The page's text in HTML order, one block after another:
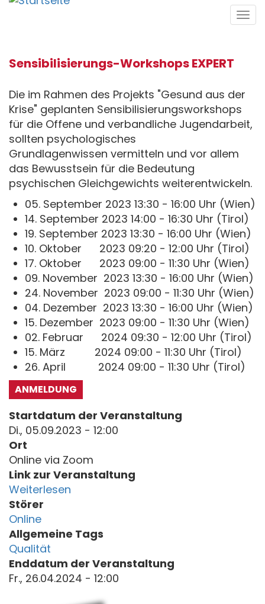
Direkt
Sensibilisierungs-Workshops EXPERT
Die im Rahmen des Projekts "Gesund aus der
Krise" geplanten Sensibilisierungsworkshops
für die Offene und verbandliche Jugendarbeit,
sollten psychologisches
Grundlagenwissen vermitteln und vor allem
das Bewusstsein für die Bedeutung
psychischen Gleichgewichts weiterentwickeln.
05. September 2023 13:30 - 16:00 Uhr (Wien)
14. September 2023 14:00 - 16:30 Uhr (Tirol)
19. September 2023 13:30 - 16:00 Uhr (Wien)
10. Oktober 2023 09:20 - 12:00 Uhr (Tirol)
17. Oktober 2023 09:00 - 11:30 Uhr (Wien)
09. November 2023 13:30 - 16:00 Uhr (Wien)
24. November 2023 09:00 - 11:30 Uhr (Wien)
04. Dezember 2023 13:30 - 16:00 Uhr (Wien)
15. Dezember 2023 09:00 - 11:30 Uhr (Wien)
02. Februar 2024 09:30 - 12:00 Uhr (Tirol)
15. März 2024 09:00 - 11:30 Uhr (Tirol)
26. April 2024 09:00 - 11:30 Uhr (Tirol)
ANMELDUNG
Startdatum der Veranstaltung
Di., 05.09.2023 - 12:00
Ort
Online via Zoom
Link zur Veranstaltung
Weiterlesen
Störer
Online
Allgemeine Tags
Qualität
Enddatum der Veranstaltung
Fr., 26.04.2024 - 12:00